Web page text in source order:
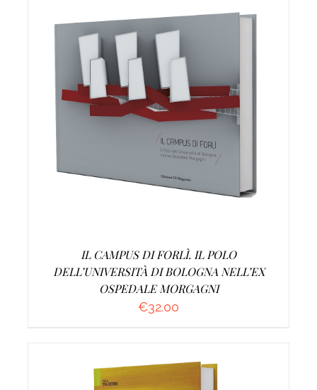
AGGIUNGI AL CARRELLO / DETTAGLI
IL CAMPUS DI FORLÌ. IL POLO
DELL’UNIVERSITÀ DI BOLOGNA NELL’EX
OSPEDALE MORGAGNI
€32.00